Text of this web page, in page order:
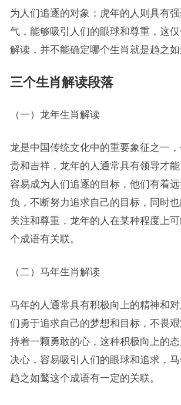
为人们追逐的对象；虎年的人则具有
气，能够吸引人们的眼球和尊重，这
解读，并不能确定哪个生肖就是趋之如
三个生肖解读段落
（一）龙年生肖解读
龙是中国传统文化中的重要象征之一
贵和吉祥，龙年的人通常具有领导才能
容易成为人们追逐的目标，他们有着
负，不断努力追求自己的目标，同时
关注和尊重，龙年的人在某种程度上
个成语有关联。
（二）马年生肖解读
马年的人通常具有积极向上的精神和
们勇于追求自己的梦想和目标，不畏
持着一颗勇敢的心，这种积极向上的
决心，容易吸引人们的眼球和追求，
趋之如鹜这个成语有一定的关联。